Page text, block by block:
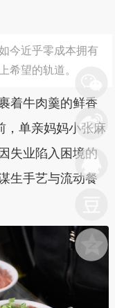
今近乎零成本拥有
希望的轨道。
牛肉羹的鲜香
，单亲妈妈小张麻
失业陷入困境的
生手艺与流动餐